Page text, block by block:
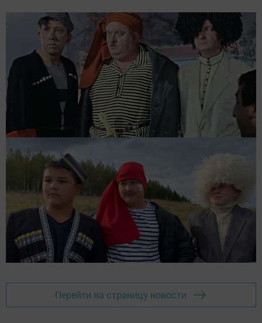
Перейти на страницу новости